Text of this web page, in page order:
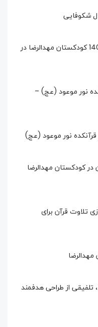
شکوفایی
🎉 جشنواره‌ی پایان‌تحصیلی 1403-1404 کودکستان مهدالرضا در
نور موعود (عج) –
قرآنکده نور موعود (عج)
کودکستان مهدالرضا
تلاوت قرآن برای
تلفیقی از طراحی هدفمند